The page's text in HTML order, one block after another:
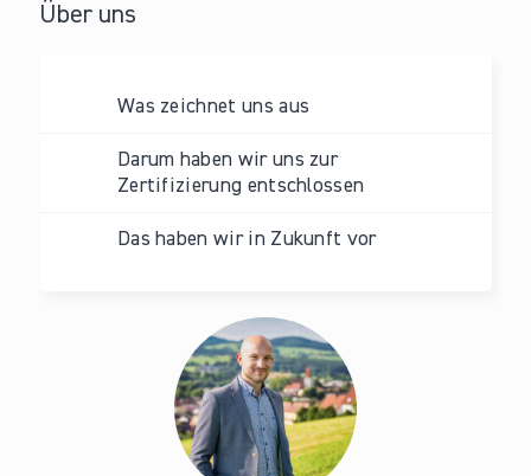
Über uns
Was zeichnet uns aus
Darum haben wir uns zur
Zertifizierung entschlossen
Das haben wir in Zukunft vor